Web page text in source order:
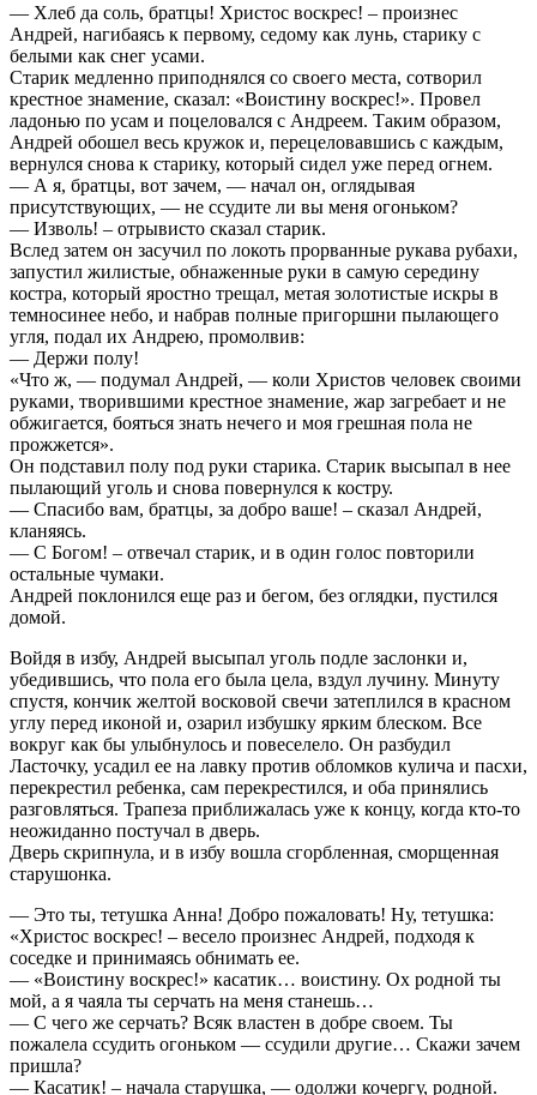
— Хлеб да соль, братцы! Христос воскрес! – произнес
Андрей, нагибаясь к первому, седому как лунь, старику с
белыми как снег усами.
Старик медленно приподнялся со своего места, сотворил
крестное знамение, сказал: «Воистину воскрес!». Провел
ладонью по усам и поцеловался с Андреем. Таким образом,
Андрей обошел весь кружок и, перецеловавшись с каждым,
вернулся снова к старику, который сидел уже перед огнем.
— А я, братцы, вот зачем, — начал он, оглядывая
присутствующих, — не ссудите ли вы меня огоньком?
— Изволь! – отрывисто сказал старик.
Вслед затем он засучил по локоть прорванные рукава рубахи,
запустил жилистые, обнаженные руки в самую середину
костра, который яростно трещал, метая золотистые искры в
темносинее небо, и набрав полные пригоршни пылающего
угля, подал их Андрею, промолвив:
— Держи полу!
«Что ж, — подумал Андрей, — коли Христов человек своими
руками, творившими крестное знамение, жар загребает и не
обжигается, бояться знать нечего и моя грешная пола не
прожжется».
Он подставил полу под руки старика. Старик высыпал в нее
пылающий уголь и снова повернулся к костру.
— Спасибо вам, братцы, за добро ваше! – сказал Андрей,
кланяясь.
— С Богом! – отвечал старик, и в один голос повторили
остальные чумаки.
Андрей поклонился еще раз и бегом, без оглядки, пустился
домой.
Войдя в избу, Андрей высыпал уголь подле заслонки и,
убедившись, что пола его была цела, вздул лучину. Минуту
спустя, кончик желтой восковой свечи затеплился в красном
углу перед иконой и, озарил избушку ярким блеском. Все
вокруг как бы улыбнулось и повеселело. Он разбудил
Ласточку, усадил ее на лавку против обломков кулича и пасхи,
перекрестил ребенка, сам перекрестился, и оба принялись
разговляться. Трапеза приближалась уже к концу, когда кто-то
неожиданно постучал в дверь.
Дверь скрипнула, и в избу вошла сгорбленная, сморщенная
старушонка.
— Это ты, тетушка Анна! Добро пожаловать! Ну, тетушка:
«Христос воскрес! – весело произнес Андрей, подходя к
соседке и принимаясь обнимать ее.
— «Воистину воскрес!» касатик… воистину. Ох родной ты
мой, а я чаяла ты серчать на меня станешь…
— С чего же серчать? Всяк властен в добре своем. Ты
пожалела ссудить огоньком — ссудили другие… Скажи зачем
пришла?
— Касатик! – начала старушка, — одолжи кочергу, родной.